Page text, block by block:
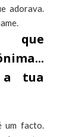
adorava.
que
a tua
um facto.